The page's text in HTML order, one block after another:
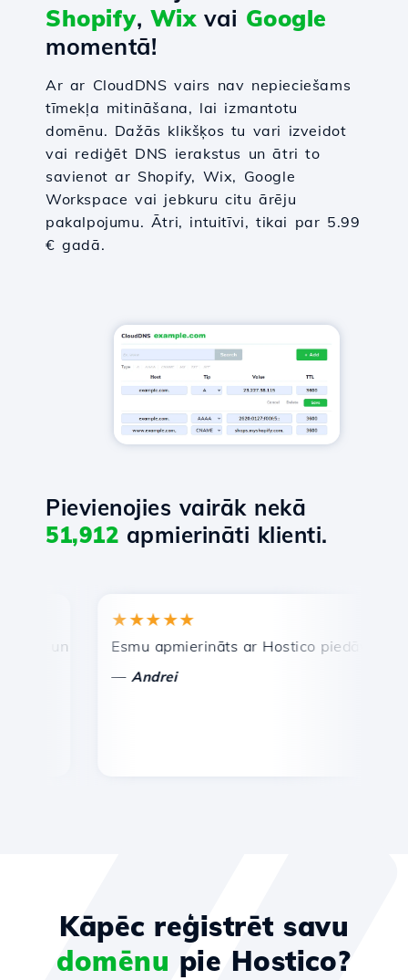
Shopify, Wixvai Google
momentā!
Ar ar CloudDNS vairs nav nepieciešams
tīmekļa mitināšana, lai izmantotu
domēnu. Dažās klikšķos tu vari izveidot
vai rediģēt DNS ierakstus un ātri to
savienot ar Shopify, Wix, Google
Workspace vai jebkuru citu ārēju
pakalpojumu. Ātri, intuitīvi, tikai par 5.99
€ gadā.
Pievienojies vairāk nekā
51,912 apmierināti klienti.
un efektīva tehniskā atbalsta dienests.
★★★★★
Esmu apmierināts ar Hostico piedāvātajiem
Andrei
Kāpēc reģistrēt savu
domēnu pie Hostico?